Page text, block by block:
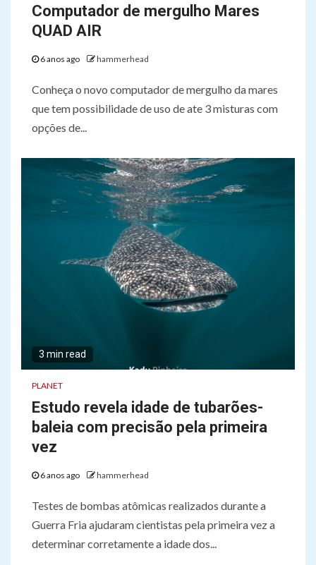
Computador de mergulho Mares
QUAD AIR
6 anos ago hammerhead
Conheça o novo computador de mergulho da mares
que tem possibilidade de uso de ate 3 misturas com
opções de...
3 min read
PLANET
Estudo revela idade de tubarões-
baleia com precisão pela primeira
vez
6 anos ago hammerhead
Testes de bombas atômicas realizados durante a
Guerra Fria ajudaram cientistas pela primeira vez a
determinar corretamente a idade dos...